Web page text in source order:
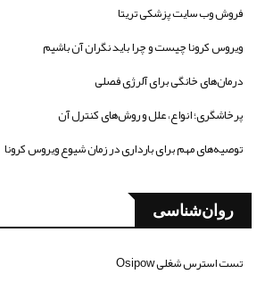
فروش وب سایت پزشکی تریتا
ویروس کرونا چیست و چرا باید نگران آن باشیم
درمان‌های خانگی برای آلرژی فصلی
پرخاشگری؛ انواع، علل و روش‌های کنترل آن
توصیه‌های مهم برای بارداری در زمان شیوع ویروس کرونا
روان‌شناسی
تست استرس شغلی Osipow